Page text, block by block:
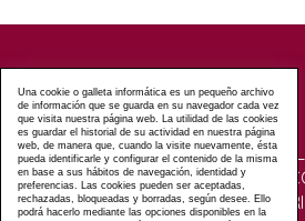
VISITAS GUIADAS
FOTOGRÁFICO
|FOROS|
Una cookie o galleta informática es un pequeño archivo
de información que se guarda en su navegador cada vez
que visita nuestra página web. La utilidad de las cookies
es guardar el historial de su actividad en nuestra página
web, de manera que, cuando la visite nuevamente, ésta
pueda identificarle y configurar el contenido de la misma
en base a sus hábitos de navegación, identidad y
preferencias. Las cookies pueden ser aceptadas,
rechazadas, bloqueadas y borradas, según desee. Ello
podrá hacerlo mediante las opciones disponibles en la